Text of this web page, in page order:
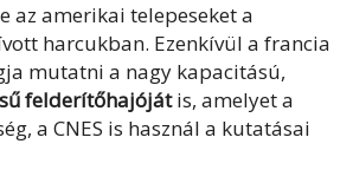
az amerikai telepeseket a
harcukban. Ezenkívül a francia
mutatni a nagy kapacitású,
felderítőhajójátis, amelyet a
a CNES is használ a kutatásai